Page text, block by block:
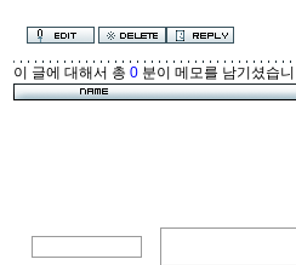
강물이 흐르고 바
살아 있
묵묵히 서 있는 나
이 글에 대해서 총 0 분이 메모를 남기셨습